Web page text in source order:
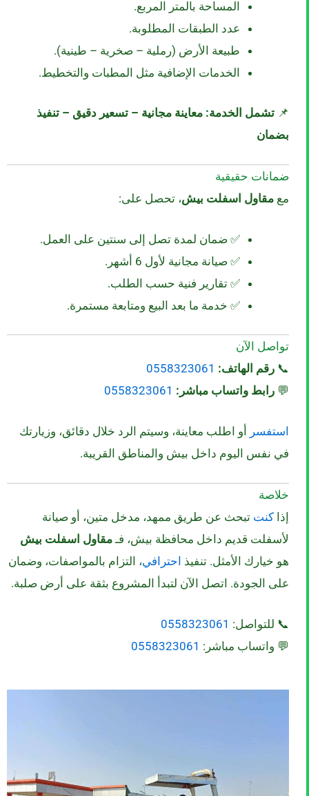
المساحة بالمتر المربع.
عدد الطبقات المطلوبة.
طبيعة الأرض (رملية – صخرية – طينية).
الخدمات الإضافية مثل المطبات والتخطيط.
📌 تشمل الخدمة: معاينة مجانية – تسعير دقيق – تنفيذ
بضمان
ضمانات حقيقية
مع مقاول اسفلت بيش، تحصل على:
✅ ضمان لمدة تصل إلى سنتين على العمل.
✅ صيانة مجانية لأول 6 أشهر.
✅ تقارير فنية حسب الطلب.
✅ خدمة ما بعد البيع ومتابعة مستمرة.
تواصل الآن
📞 رقم الهاتف: 0558323061
💬 رابط واتساب مباشر: 0558323061
استفسر أو اطلب معاينة، وسيتم الرد خلال دقائق، وزيارتك
في نفس اليوم داخل بيش والمناطق القريبة.
خلاصة
إذا كنت تبحث عن طريق ممهد، مدخل متين، أو صيانة
لأسفلت قديم داخل محافظة بيش، فـ مقاول اسفلت بيش
هو خيارك الأمثل. تنفيذ احترافي، التزام بالمواصفات، وضمان
على الجودة. اتصل الآن لتبدأ المشروع بثقة على أرض صلبة.
📞 للتواصل: 0558323061
💬 واتساب مباشر: 0558323061